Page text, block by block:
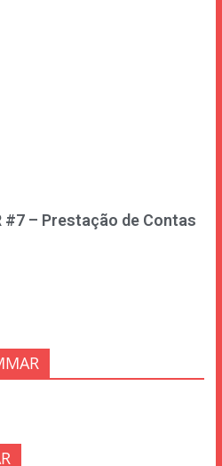
#7 – Prestação de Contas